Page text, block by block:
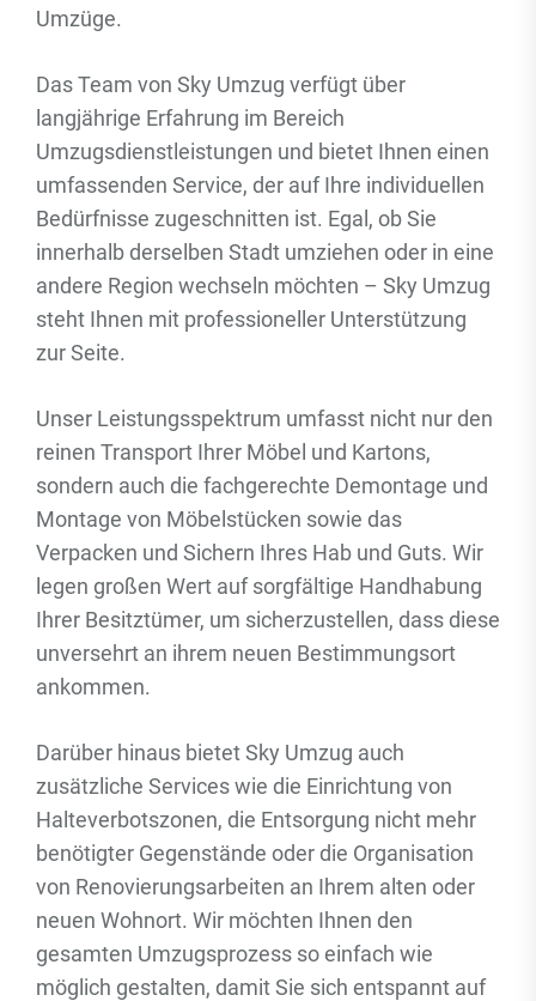
Umzüge.
Das Team von Sky Umzug verfügt über
langjährige Erfahrung im Bereich
Umzugsdienstleistungen und bietet Ihnen einen
umfassenden Service, der auf Ihre individuellen
Bedürfnisse zugeschnitten ist. Egal, ob Sie
innerhalb derselben Stadt umziehen oder in eine
andere Region wechseln möchten – Sky Umzug
steht Ihnen mit professioneller Unterstützung
zur Seite.
Unser Leistungsspektrum umfasst nicht nur den
reinen Transport Ihrer Möbel und Kartons,
sondern auch die fachgerechte Demontage und
Montage von Möbelstücken sowie das
Verpacken und Sichern Ihres Hab und Guts. Wir
legen großen Wert auf sorgfältige Handhabung
Ihrer Besitztümer, um sicherzustellen, dass diese
unversehrt an ihrem neuen Bestimmungsort
ankommen.
Darüber hinaus bietet Sky Umzug auch
zusätzliche Services wie die Einrichtung von
Halteverbotszonen, die Entsorgung nicht mehr
benötigter Gegenstände oder die Organisation
von Renovierungsarbeiten an Ihrem alten oder
neuen Wohnort. Wir möchten Ihnen den
gesamten Umzugsprozess so einfach wie
möglich gestalten, damit Sie sich entspannt auf